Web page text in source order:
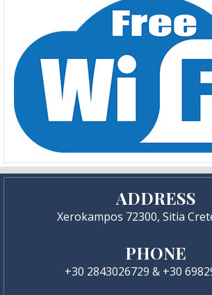
ADDRESS
Xerokampos 72300, Sitia
PHONE
+30 2843026729 & +30